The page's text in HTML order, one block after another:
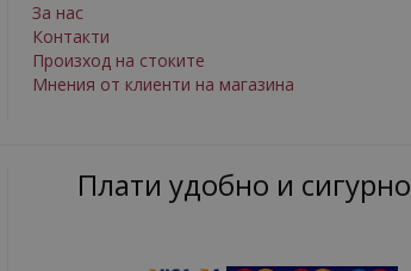
За нас
Контакти
Произход на стоките
Мнения от клиенти на магазина
Плати удобно и сигурно